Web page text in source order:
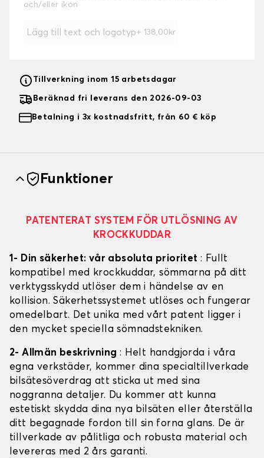
och/eller ikon
Lägg till text och logotyp + 138,00kr
Tillverkning inom 15 arbetsdagar
Beräknad fri leverans den 2026-09-03
Betalning i 3x kostnadsfritt, från 60 € köp
Funktioner
PATENTERAT SYSTEM FÖR UTLÖSNING AV
KROCKKUDDAR
1- Din säkerhet: vår absoluta prioritet : Fullt
kompatibel med krockkuddar, sömmarna på ditt
verktygsskydd utlöser dem i händelse av en
kollision. Säkerhetssystemet utlöses och fungerar
omedelbart. Det unika med vårt patent ligger i
den mycket speciella sömnadstekniken.
2- Allmän beskrivning : Helt handgjorda i våra
egna verkstäder, kommer dina specialtillverkade
bilsätesöverdrag att sticka ut med sina
noggranna detaljer. Du kommer att kunna
estetiskt skydda dina nya bilsäten eller återställa
ditt begagnade fordon till sin forna glans. De är
tillverkade av pålitliga och robusta material och
levereras med 2 års garanti.